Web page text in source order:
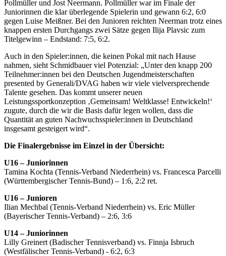
Pollmüller und Jost Neermann. Pollmüller war im Finale der
Juniorinnen die klar überlegende Spielerin und gewann 6:2, 6:0
gegen Luise Meißner. Bei den Junioren reichten Neerman trotz eines
knappen ersten Durchgangs zwei Sätze gegen Ilija Plavsic zum
Titelgewinn – Endstand: 7:5, 6:2.
Auch in den Spieler:innen, die keinen Pokal mit nach Hause
nahmen, sieht Schmidbauer viel Potenzial: „Unter den knapp 200
Teilnehmer:innen bei den Deutschen Jugendmeisterschaften
presented by Generali/DVAG haben wir viele vielversprechende
Talente gesehen. Das kommt unserer neuen
Leistungssportkonzeption ‚Gemeinsam! Weltklasse! Entwickeln!‘
zugute, durch die wir die Basis dafür legen wollen, dass die
Quantität an guten Nachwuchsspieler:innen in Deutschland
insgesamt gesteigert wird“.
Die Finalergebnisse im Einzel in der Übersicht:
U16 – Juniorinnen
Tamina Kochta (Tennis-Verband Niederrhein) vs. Francesca Parcelli
(Württembergischer Tennis-Bund) – 1:6, 2:2 ret.
U16 – Junioren
Ilian Mechbal (Tennis-Verband Niederrhein) vs. Eric Müller
(Bayerischer Tennis-Verband) – 2:6, 3:6
U14 – Juniorinnen
Lilly Greinert (Badischer Tennisverband) vs. Finnja Isbruch
(Westfälischer Tennis-Verband) - 6:2, 6:3